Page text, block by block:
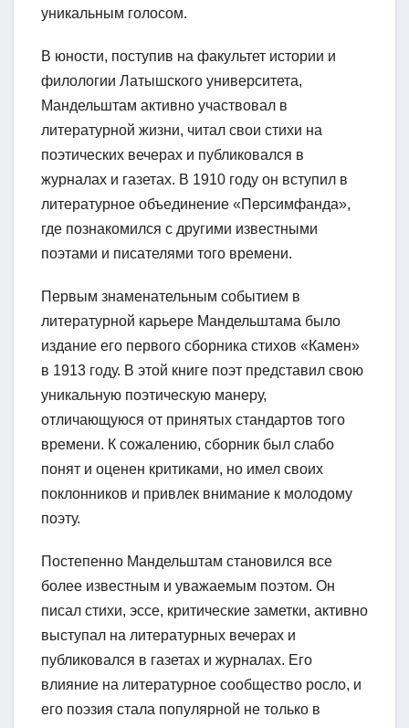
уникальным голосом.
В юности, поступив на факультет истории и
филологии Латышского университета,
Мандельштам активно участвовал в
литературной жизни, читал свои стихи на
поэтических вечерах и публиковался в
журналах и газетах. В 1910 году он вступил в
литературное объединение «Персимфанда»,
где познакомился с другими известными
поэтами и писателями того времени.
Первым знаменательным событием в
литературной карьере Мандельштама было
издание его первого сборника стихов «Камен»
в 1913 году. В этой книге поэт представил свою
уникальную поэтическую манеру,
отличающуюся от принятых стандартов того
времени. К сожалению, сборник был слабо
понят и оценен критиками, но имел своих
поклонников и привлек внимание к молодому
поэту.
Постепенно Мандельштам становился все
более известным и уважаемым поэтом. Он
писал стихи, эссе, критические заметки, активно
выступал на литературных вечерах и
публиковался в газетах и журналах. Его
влияние на литературное сообщество росло, и
его поэзия стала популярной не только в